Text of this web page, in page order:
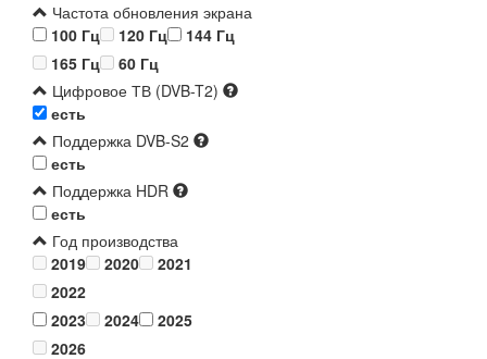
Частота обновления экрана
100 Гц
120 Гц
144 Гц
165 Гц
60 Гц
Цифровое ТВ (DVB-T2)
есть
Поддержка DVB-S2
есть
Поддержка HDR
есть
Год производства
2019
2020
2021
2022
2023
2024
2025
2026